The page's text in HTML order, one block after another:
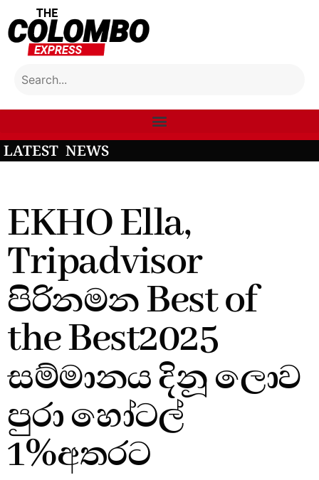
LATEST NEWS
EKHO Ella,
Tripadvisor
පිරිනමන Best of
the Best2025
සම්මානය දිනූ ලොව
පුරා හෝටල්
1%අතරට